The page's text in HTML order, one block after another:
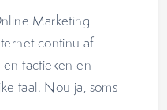
Marketing
continu af
en tactieken en
taal. Nou ja, soms